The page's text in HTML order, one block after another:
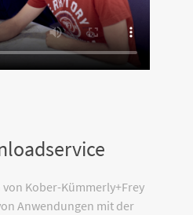
Kober-Kümmerly+Frey
Anwendungen mit der